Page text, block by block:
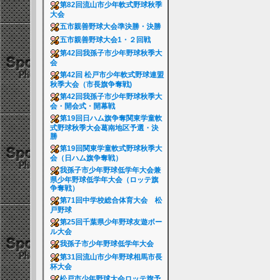
第82回流山市少年軟式野球秋季
大会
五市親善野球大会準決勝・決勝
五市親善野球大会1・２回戦
第42回我孫子市少年野球秋季大
会
第42回 松戸市少年軟式野球連盟
秋季大会（市長旗争奪戦)
第42回我孫子市少年野球秋季大
会・開会式・開幕戦
第19回日ハム旗争奪関東学童軟
式野球秋季大会葛南地区予選・決
勝
第19回関東学童軟式野球秋季大
会（日ハム旗争奪戦）
我孫子市少年野球低学年大会兼
県少年野球低学年大会（ロッテ旗
争奪戦）
第71回中学校総合体育大会 松
戸野球
第25回千葉県少年野球友遊ボー
ル大会
我孫子市少年野球低学年大会
第31回流山市少年野球相馬市長
杯大会